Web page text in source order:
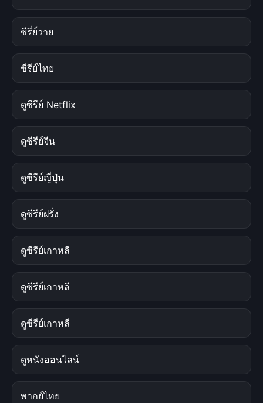
ซีรี่ย์วาย
ซีรีย์ไทย
ดูซีรีย์ Netflix
ดูซีรีย์จีน
ดูซีรีย์ญี่ปุ่น
ดูซีรีย์ฝรั่ง
ดูซีรีย์เกาหลี
ดูซีรีย์เกาหลี
ดูซีรีย์เกาหลี
ดูหนังออนไลน์
พากย์ไทย